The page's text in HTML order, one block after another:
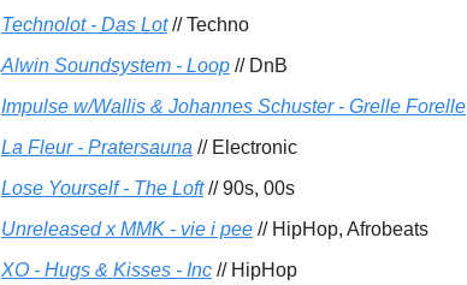
Technolot - Das Lot// Techno
Alwin Soundsystem - Loop // DnB
Impulse w/Wallis & Johannes Schuster - Grelle Forelle
La Fleur - Pratersauna // Electronic
Lose Yourself - The Loft// 90s, 00s
Unreleased x MMK - vie i pee // HipHop, Afrobeats
XO - Hugs & Kisses - Inc // HipHop